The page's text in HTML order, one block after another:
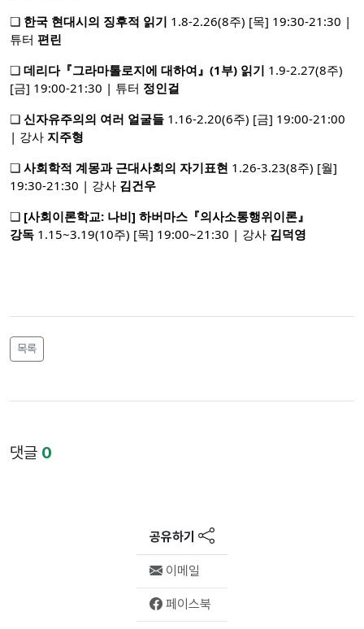
❏ 한국 현대시의 징후적 읽기 1.8-2.26(8주) [목] 19:30-21:30 |
튜터 편린
❏ 데리다『그라마톨로지에 대하여』(1부) 읽기 1.9-2.27(8주)
[금] 19:00-21:30 | 튜터 정인걸
❏ 신자유주의의 여러 얼굴들 1.16-2.20(6주) [금] 19:00-21:00
| 강사 지주형
❏ 사회학적 계몽과 근대사회의 자기표현 1.26-3.23(8주) [월]
19:30-21:30 | 강사 김건우
❏ [사회이론학교: 나비] 하버마스『의사소통행위이론』
강독 1.15~3.19(10주) [목] 19:00~21:30 | 강사 김덕영
목록
댓글 0
공유하기
이메일
페이스북